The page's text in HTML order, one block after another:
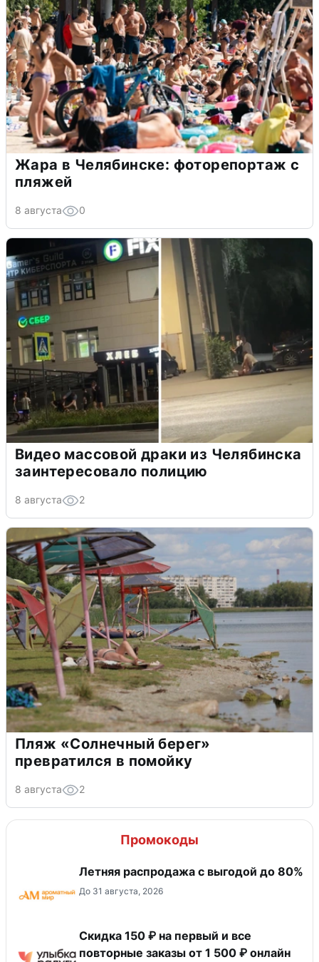
Жара в Челябинске: фоторепортаж с
пляжей
8 августа 0
Видео массовой драки из Челябинска
заинтересовало полицию
8 августа 2
Пляж «Солнечный берег»
превратился в помойку
8 августа 2
Промокоды
Летняя распродажа с выгодой до 80%
До 31 августа, 2026
Скидка 150 ₽ на первый и все
повторные заказы от 1 500 ₽ онлайн